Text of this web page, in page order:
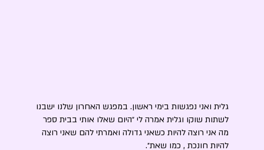
גלית ואני נפגשות בימי ראשון. במפגש האחרון שלנו ישבנו
לשתות שוקו וגלית אמרה לי ״היום שאלו אותי בבית ספר
מה אני רוצה להיות כשאני גדולה ואמרתי להם שאני רוצה
להיות חונכת , כמו שאת״.